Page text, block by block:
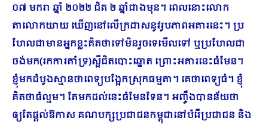
០៧ មករា ឆ្នាំ ២០២២ ជិត ២ ឆ្នាំជាងមុន។ ពេលនោះលោក
តាលោកយាយ ឃើញនៅលើក្រដាសនូវរូបភាពអគារនេះ។ ប្រ​
ហែលជាមានអ្នកខ្លះគិតថាទៅមិនរួចទេមើលទៅ ឬប្រហែលជា
ចង់មក(រកការគាំទ្រ)ស្អីជិតបោះឆ្នោត ព្រោះអគារនេះធំមែន។
ខ្ញុំមកដំបូងស្មានថាពេទ្យបង្អែកស្រុកធម្មតា។ គេថាពេទ្យធំ។ ខ្ញុំ
គិតថាធំល្មម។ តែមកដល់នេះធំមែនទែន។ អញ្ចឹងបានន័យថា
ឲ្យតែផ្តល់ឱកាស គណបក្សប្រជាជនកម្ពុជានៅបំរើប្រជាជន និង